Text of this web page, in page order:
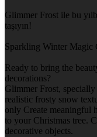
Glimmer Frost ile bu
taşıyın!
Sparkling Winter Magic
Ready to bring the
decorations?
Glimmer Frost,
realistic frosty snow
only Create meaningful
to your Christmas tree.
decorative objects.